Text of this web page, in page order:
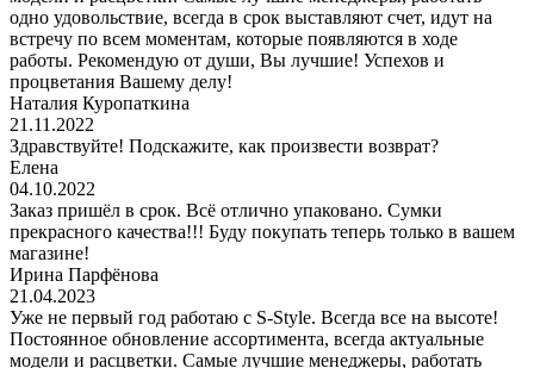
одно удовольствие, всегда в срок выставляют счет, идут на
встречу по всем моментам, которые появляются в ходе
работы. Рекомендую от души, Вы лучшие! Успехов и
процветания Вашему делу!
Наталия Куропаткина
21.11.2022
Здравствуйте! Подскажите, как произвести возврат?
Елена
04.10.2022
Заказ пришёл в срок. Всё отлично упаковано. Сумки
прекрасного качества!!! Буду покупать теперь только в вашем
магазине!
Ирина Парфёнова
21.04.2023
Уже не первый год работаю с S-Style. Всегда все на высоте!
Постоянное обновление ассортимента, всегда актуальные
модели и расцветки. Самые лучшие менеджеры, работать